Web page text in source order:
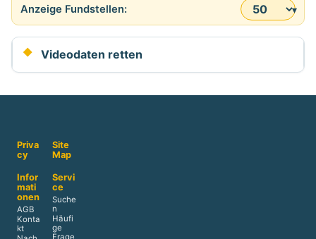
Anzeige #
Videodaten retten
Priva
cy
Site
Map
Infor
mati
onen
AGB
Konta
kt
Servi
ce
Suche
n
Häufi
ge
Frage